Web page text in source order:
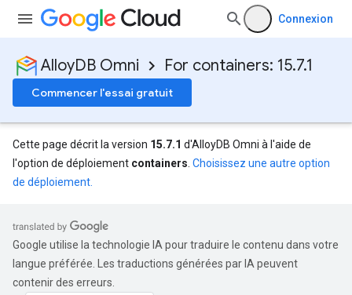
Connexion
AlloyDB Omni For containers: 15.7.1
Commencer l'essai gratuit
Cette page décrit la version 15.7.1 d'AlloyDB Omni à l'aide de
l'option de déploiement containers Choisissez une autre option
de déploiement.
Google utilise la technologie IA pour traduire le contenu dans votre
langue préférée. Les traductions générées par IA peuvent
contenir des erreurs.